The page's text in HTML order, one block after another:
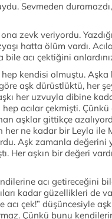
Sevmeden
ona zevk veriyordu.
hatta ölüm vardı.
bile acı çektiğini
kendisi olmuştu.
aşk dürüstlüktü, her
her uzvuyla dibine
acılar çekmişti. Çünkü
aşklar gittikçe
her ne kadar bir Leyla ile
Aşk zamanla değerini
Her aşkın bir değeri
acı getireceğini
kadar güzellikleri de
acı çek!” düşüncesiyle
Çünkü bunu